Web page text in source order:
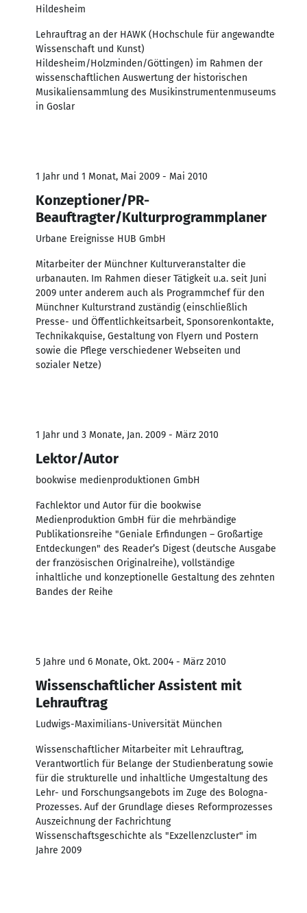
Hildesheim
Lehrauftrag an der HAWK (Hochschule für angewandte
Wissenschaft und Kunst)
Hildesheim/Holzminden/Göttingen) im Rahmen der
wissenschaftlichen Auswertung der historischen
Musikaliensammlung des Musikinstrumentenmuseums
in Goslar
1 Jahr und 1 Monat, Mai 2009 - Mai 2010
Konzeptioner/PR-
Beauftragter/Kulturprogrammplaner
Urbane Ereignisse HUB GmbH
Mitarbeiter der Münchner Kulturveranstalter die
urbanauten. Im Rahmen dieser Tätigkeit u.a. seit Juni
2009 unter anderem auch als Programmchef für den
Münchner Kulturstrand zuständig (einschließlich
Presse- und Öffentlichkeitsarbeit, Sponsorenkontakte,
Technikakquise, Gestaltung von Flyern und Postern
sowie die Pflege verschiedener Webseiten und
sozialer Netze)
1 Jahr und 3 Monate, Jan. 2009 - März 2010
Lektor/Autor
bookwise medienproduktionen GmbH
Fachlektor und Autor für die bookwise
Medienproduktion GmbH für die mehrbändige
Publikationsreihe "Geniale Erfindungen – Großartige
Entdeckungen" des Reader’s Digest (deutsche Ausgabe
der französischen Originalreihe), vollständige
inhaltliche und konzeptionelle Gestaltung des zehnten
Bandes der Reihe
5 Jahre und 6 Monate, Okt. 2004 - März 2010
Wissenschaftlicher Assistent mit
Lehrauftrag
Ludwigs-Maximilians-Universität München
Wissenschaftlicher Mitarbeiter mit Lehrauftrag,
Verantwortlich für Belange der Studienberatung sowie
für die strukturelle und inhaltliche Umgestaltung des
Lehr- und Forschungsangebots im Zuge des Bologna-
Prozesses. Auf der Grundlage dieses Reformprozesses
Auszeichnung der Fachrichtung
Wissenschaftsgeschichte als "Exzellenzcluster" im
Jahre 2009